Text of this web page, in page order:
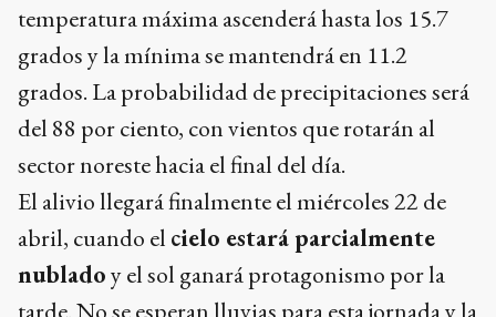
temperatura máxima ascenderá hasta los 15.7
grados y la mínima se mantendrá en 11.2
grados. La probabilidad de precipitaciones será
del 88 por ciento, con vientos que rotarán al
sector noreste hacia el final del día.
El alivio llegará finalmente el miércoles 22 de
abril, cuando el cielo estará parcialmente
nubladoy el sol ganará protagonismo por la